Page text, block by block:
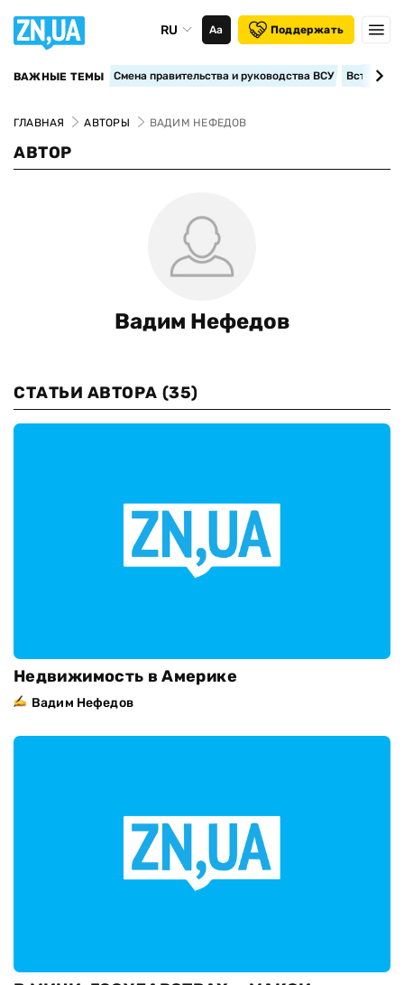
RU Аа Поддержать
ВАЖНЫЕ ТЕМЫ Смена правительства и руководства ВСУ
ГЛАВНАЯ АВТОРЫ ВАДИМ НЕФЕДОВ
АВТОР
Вадим Нефедов
СТАТЬИ АВТОРА (35)
Недвижимость в Америке
Вадим Нефедов